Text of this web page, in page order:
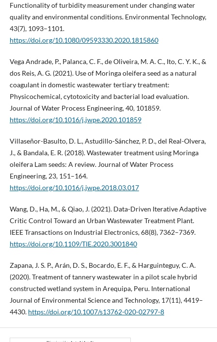
Functionality of turbidity measurement under changing water
quality and environmental conditions. Environmental Technology,
43(7), 1093–1101.
https://doi.org/10.1080/09593330.2020.1815860
Vega Andrade, P., Palanca, C. F., de Oliveira, M. A. C., Ito, C. Y. K., &
dos Reis, A. G. (2021). Use of Moringa oleifera seed as a natural
coagulant in domestic wastewater tertiary treatment:
Physicochemical, cytotoxicity and bacterial load evaluation.
Journal of Water Process Engineering, 40, 101859.
https://doi.org/10.1016/j.jwpe.2020.101859
Villaseñor-Basulto, D. L., Astudillo-Sánchez, P. D., del Real-Olvera,
J., & Bandala, E. R. (2018). Wastewater treatment using Moringa
oleifera Lam seeds: A review. Journal of Water Process
Engineering, 23, 151–164.
https://doi.org/10.1016/j.jwpe.2018.03.017
Wang, D., Ha, M., & Qiao, J. (2021). Data-Driven Iterative Adaptive
Critic Control Toward an Urban Wastewater Treatment Plant.
IEEE Transactions on Industrial Electronics, 68(8), 7362–7369.
https://doi.org/10.1109/TIE.2020.3001840
Zapana, J. S. P., Arán, D. S., Bocardo, E. F., & Harguinteguy, C. A.
(2020). Treatment of tannery wastewater in a pilot scale hybrid
constructed wetland system in Arequipa, Peru. International
Journal of Environmental Science and Technology, 17(11), 4419–
4430. https://doi.org/10.1007/s13762-020-02797-8